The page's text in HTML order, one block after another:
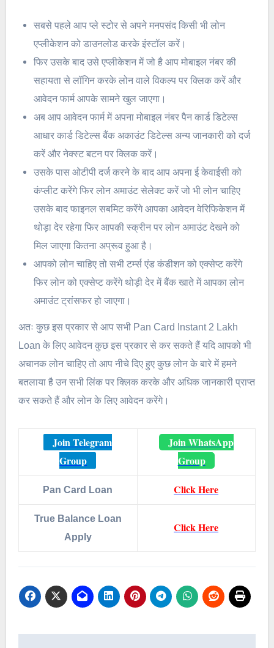
सबसे पहले आप प्ले स्टोर से अपने मनपसंद किसी भी लोन
एप्लीकेशन को डाउनलोड करके इंस्टॉल करें।
फिर उसके बाद उसे एप्लीकेशन में जो है आप मोबाइल नंबर की
सहायता से लॉगिन करके लोन वाले विकल्प पर क्लिक करें और
आवेदन फार्म आपके सामने खुल जाएगा।
अब आप आवेदन फार्म में अपना मोबाइल नंबर पैन कार्ड डिटेल्स
आधार कार्ड डिटेल्स बैंक अकाउंट डिटेल्स अन्य जानकारी को दर्ज
करें और नेक्स्ट बटन पर क्लिक करें।
उसके पास ओटीपी दर्ज करने के बाद आप अपना ई केवाईसी को
कंप्लीट करेंगे फिर लोन अमाउंट सेलेक्ट करें जो भी लोन चाहिए
उसके बाद फाइनल सबमिट करेंगे आपका आवेदन वेरिफिकेशन में
थोड़ा देर रहेगा फिर आपकी स्क्रीन पर लोन अमाउंट देखने को
मिल जाएगा कितना अप्रूव हुआ है।
आपको लोन चाहिए तो सभी टर्म्स एंड कंडीशन को एक्सेप्ट करेंगे
फिर लोन को एक्सेप्ट करेंगे थोड़ी देर में बैंक खाते में आपका लोन
अमाउंट ट्रांसफर हो जाएगा।
अतः कुछ इस प्रकार से आप सभी Pan Card Instant 2 Lakh
Loan के लिए आवेदन कुछ इस प्रकार से कर सकते हैं यदि आपको भी
अचानक लोन चाहिए तो आप नीचे दिए हुए कुछ लोन के बारे में हमने
बतलाया है उन सभी लिंक पर क्लिक करके और अधिक जानकारी प्राप्त
कर सकते हैं और लोन के लिए आवेदन करेंगे।
Join Telegram
Group
Join WhatsApp
Group
Pan Card Loan Click Here
True Balance Loan
Apply
Click Here